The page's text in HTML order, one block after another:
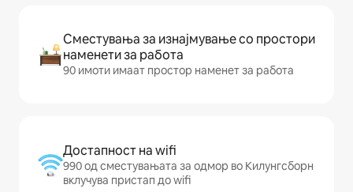
Сместувања за изнајмување со простори
наменети за работа
90 имоти имаат простор наменет за работа
Достапност на wifi
990 од сместувањата за одмор во Килунгсборн
вклучува пристап до wifi